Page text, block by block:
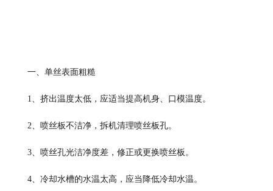
一、单丝表面粗糙
1、挤出温度太低，应适当提高机身、口模温度。
2、喷丝板不洁净，拆机清理喷丝板孔。
3、喷丝孔光洁净度差，修正或更换喷丝板。
4、冷却水槽的水温太高，应当降低冷却水温。